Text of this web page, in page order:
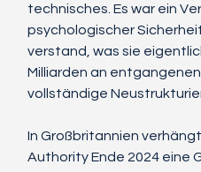
technisches. Es war ein
psychologischer
verstand, was sie
Milliarden an
vollständige
In Großbritannien
Authority Ende 2024 eine